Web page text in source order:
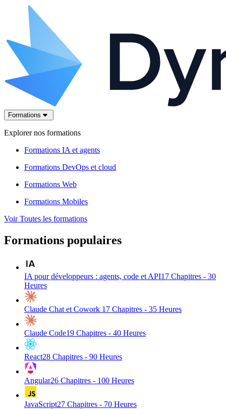
Formations
Explorer nos formations
Formations IA et agents
Formations DevOps et cloud
Formations Web
Formations Mobiles
Voir Toutes les formations
Formations populaires
IA pour développeurs : agents, code et API17 Chapitres - 30
Heures
Claude Chat et Cowork 17 Chapitres - 35 Heures
Claude Code19 Chapitres - 40 Heures
React28 Chapitres - 90 Heures
Angular26 Chapitres - 100 Heures
JavaScript27 Chapitres - 70 Heures